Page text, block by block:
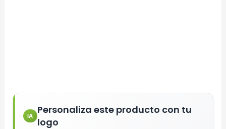
IA
Personaliza este producto con tu
logo